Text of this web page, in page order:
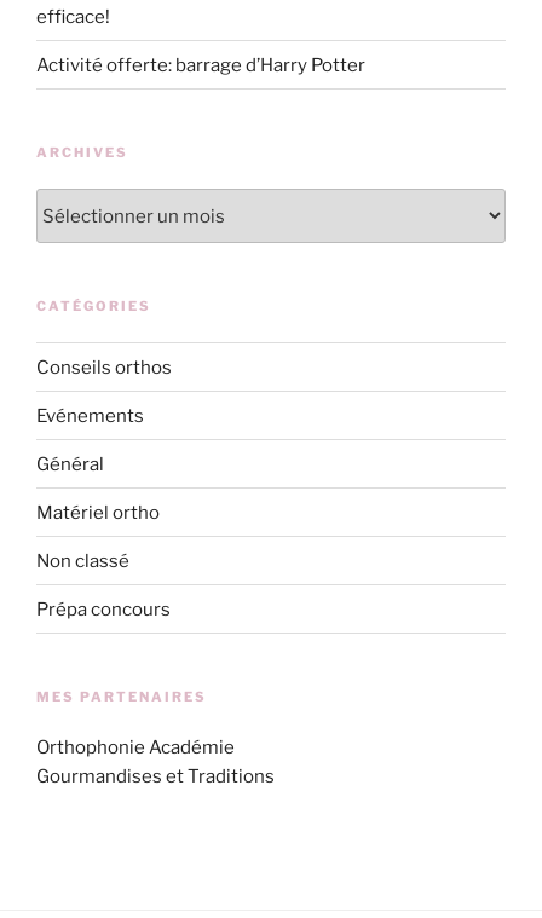
efficace!
Activité offerte: barrage d’Harry Potter
ARCHIVES
CATÉGORIES
Conseils orthos
Evénements
Général
Matériel ortho
Non classé
Prépa concours
MES PARTENAIRES
Orthophonie Académie
Gourmandises et Traditions